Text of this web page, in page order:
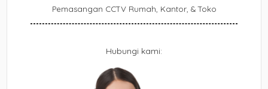
Pemasangan CCTV Rumah, Kantor, & Toko
Hubungi kami: